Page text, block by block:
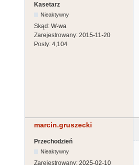
Kasetarz
Nieaktywny
Skąd: W-wa
Zarejestrowany: 2015-11-20
Posty: 4,104
marcin.gruszecki
Przechodzień
Nieaktywny
Zarejestrowany: 2025-02-10